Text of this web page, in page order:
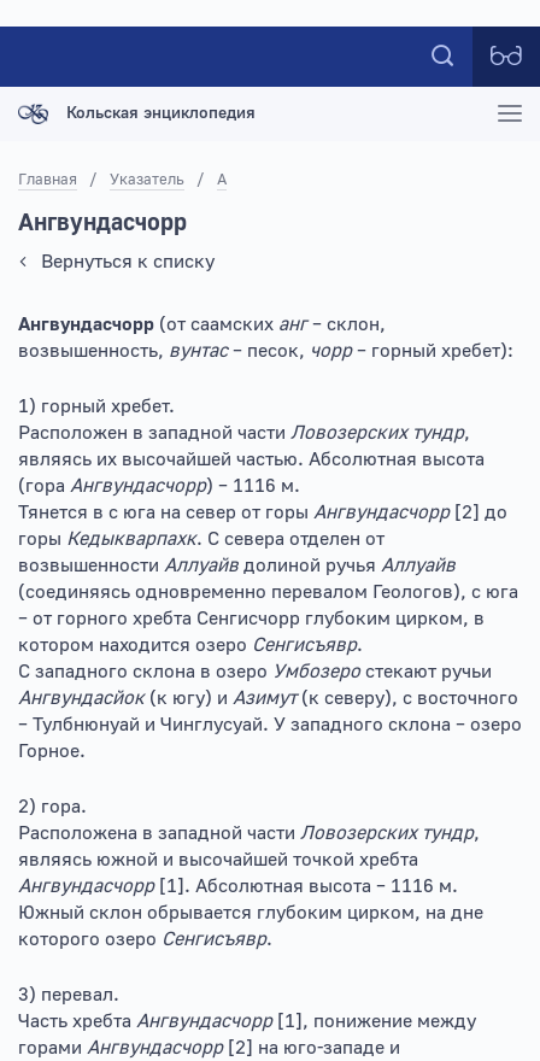
Кольская энциклопедия
Главная / Указатель / А
Ангвундасчорр
Вернуться к списку
Ангвундасчорр (от саамских анг– склон,
возвышенность, вунтас– песок, чорр– горный хребет):
1) горный хребет.
Расположен в западной части Ловозерских тундр,
являясь их высочайшей частью. Абсолютная высота
(гора Ангвундасчорр) – 1116 м.
Тянется в с юга на север от горы Ангвундасчорр[2] до
горы Кедыкварпахк. С севера отделен от
возвышенности Аллуайв долиной ручья Аллуайв
(соединяясь одновременно перевалом Геологов), с юга
– от горного хребта Сенгисчорр глубоким цирком, в
котором находится озеро Сенгисъявр.
С западного склона в озеро Умбозеростекают ручьи
Ангвундасйок (к югу) и Азимут(к северу), с восточного
– Тулбнюнуай и Чинглусуай. У западного склона – озеро
Горное.
2) гора.
Расположена в западной части Ловозерских тундр,
являясь южной и высочайшей точкой хребта
Ангвундасчорр[1]. Абсолютная высота – 1116 м.
Южный склон обрывается глубоким цирком, на дне
которого озеро Сенгисъявр.
3) перевал.
Часть хребта Ангвундасчорр[1], понижение между
горами Ангвундасчорр [2] на юго-западе и